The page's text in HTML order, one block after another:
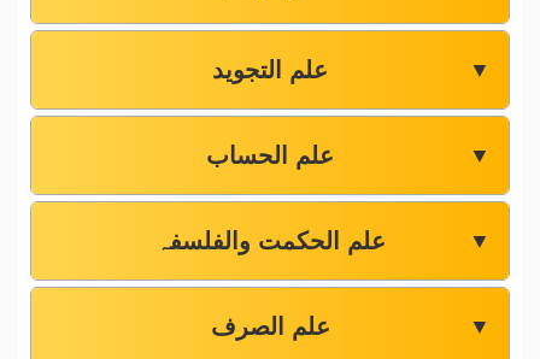
علم التجوید ▼
علم الحساب ▼
علم الحکمت والفلسفہ ▼
علم الصرف ▼